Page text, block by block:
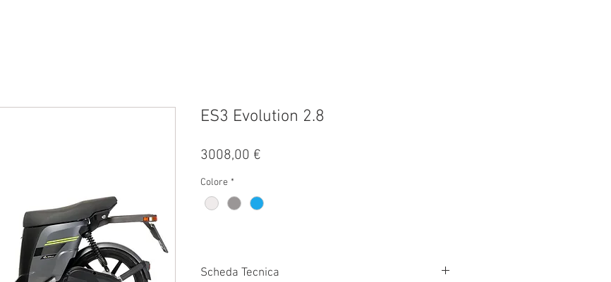
ES3 Evolution 2.8
3008,00 €
Colore *
Scheda Tecnica